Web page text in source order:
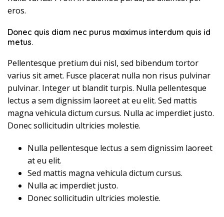
eros.
Donec quis diam nec purus maximus interdum quis id
metus.
Pellentesque pretium dui nisl, sed bibendum tortor
varius sit amet. Fusce placerat nulla non risus pulvinar
pulvinar. Integer ut blandit turpis. Nulla pellentesque
lectus a sem dignissim laoreet at eu elit. Sed mattis
magna vehicula dictum cursus. Nulla ac imperdiet justo.
Donec sollicitudin ultricies molestie.
Nulla pellentesque lectus a sem dignissim laoreet
at eu elit.
Sed mattis magna vehicula dictum cursus.
Nulla ac imperdiet justo.
Donec sollicitudin ultricies molestie.